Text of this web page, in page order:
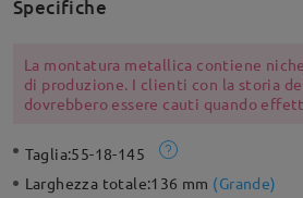
Specifiche
La montatura metallica contiene
di produzione. I clienti con la storia
dovrebbero essere cauti quando
Taglia:55-18-145
Larghezza totale:136 mm (Grande)